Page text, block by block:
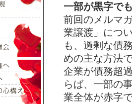
一部が黒字で
前回のメルマ
業譲渡」につ
も、過剰な債
めの主な方法
企業が債務超
らば、一部の
業全体が赤字